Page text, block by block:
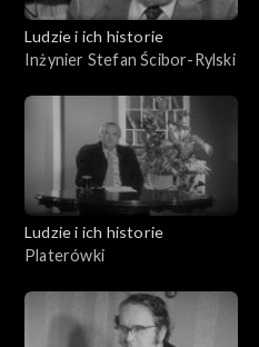
Ludzie i ich historie
Inżynier Stefan Ścibor-Rylski
Ludzie i ich historie
Platerówki